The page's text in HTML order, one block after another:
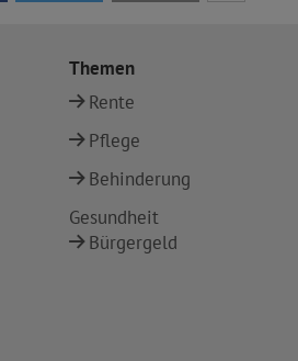
Themen
Rente
Pflege
Behinderung
Gesundheit
Bürgergeld